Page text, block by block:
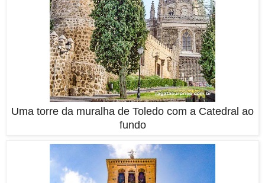
Uma torre da muralha de Toledo com a Catedral ao
fundo